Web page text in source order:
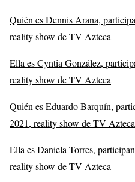
Quién es Dennis Arana,
reality show de TV Azteca
Ella es Cyntia González,
reality show de TV Azteca
Quién es Eduardo Barquín,
2021, reality show de TV Azteca
Ella es Daniela Torres,
reality show de TV Azteca